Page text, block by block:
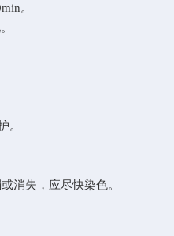
。
。
消失，应尽快染色。